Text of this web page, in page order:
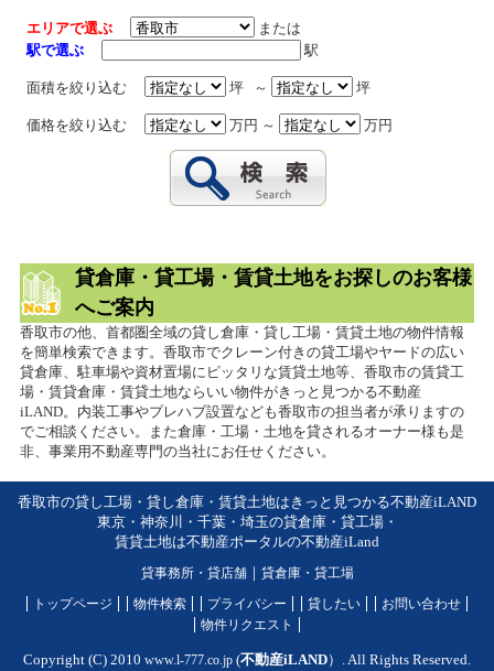
エリアで選ぶ
または
駅で選ぶ
駅
面積を絞り込む 坪 ～ 坪
価格を絞り込む 万円 ～ 万円
貸倉庫・貸工場・賃貸土地をお探しのお客様
へご案内
香取市の他、首都圏全域の貸し倉庫・貸し工場・賃貸土地の物件情報
を簡単検索できます。香取市でクレーン付きの貸工場やヤードの広い
貸倉庫、駐車場や資材置場にピッタリな賃貸土地等、香取市の賃貸工
場・賃貸倉庫・賃貸土地ならいい物件がきっと見つかる不動産
iLAND。内装工事やプレハブ設置なども香取市の担当者が承りますの
でご相談ください。また倉庫・工場・土地を貸されるオーナー様も是
非、事業用不動産専門の当社にお任せください。
香取市の貸し工場・貸し倉庫・賃貸土地はきっと見つかる不動産iLAND
東京・神奈川・千葉・埼玉の貸倉庫・貸工場・
賃貸土地は不動産ポータルの不動産iLand
貸事務所・貸店舗｜ 貸倉庫・貸工場
トップページ
物件検索 プライバシー 貸したい
お問い合わせ
物件リクエスト
Copyright (C) 2010 www.l-777.co.jp (不動産iLAND）. All Rights Reserved.